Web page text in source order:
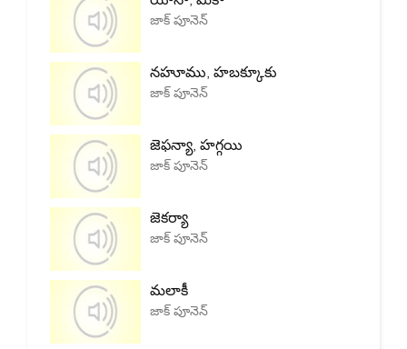
జాక్ పూనెన్
నహూము, హబక్కూకు
జాక్ పూనెన్
జెఫన్యా, హగ్గయి
జాక్ పూనెన్
జెకర్యా
జాక్ పూనెన్
మలాకీ
జాక్ పూనెన్